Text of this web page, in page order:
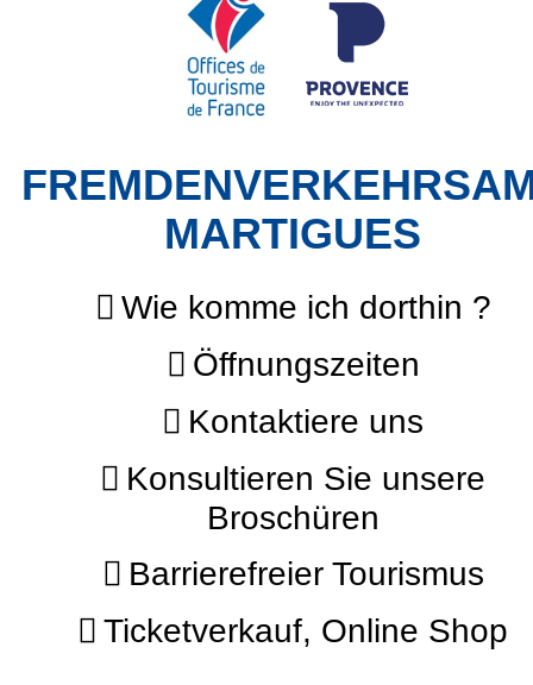
MARTIGUES
Wie komme ich dorthin ?
Öffnungszeiten
Kontaktiere uns
Konsultieren Sie unsere
Broschüren
Barrierefreier Tourismus
Ticketverkauf, Online Shop